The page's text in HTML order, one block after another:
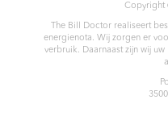
Copyright
The Bill Doctor realiseert
energienota. Wij zorgen er
verbruik. Daarnaast zijn wij